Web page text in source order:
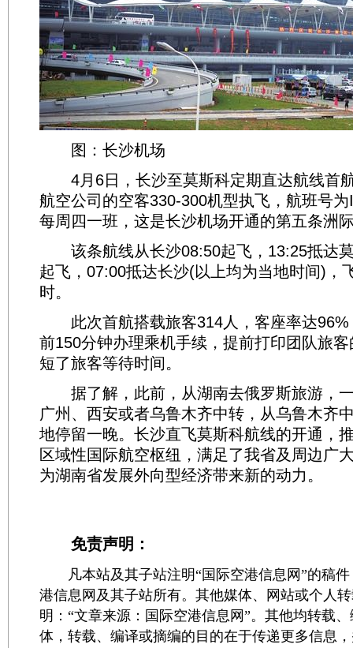
图：长沙机场
4月6日，长沙至莫斯科定期直达航线首
航空公司的空客330-300机型执飞，航班号
每周四一班，这是长沙机场开通的第五条洲
该条航线从长沙08:50起飞，13:25抵达
起飞，07:00抵达长沙(以上均为当地时间)，
时。
此次首航搭载旅客314人，客座率达96%
前150分钟办理乘机手续，提前打印团队旅
短了旅客等待时间。
据了解，此前，从湖南去俄罗斯旅游，
广州、西安或者乌鲁木齐中转，从乌鲁木齐
地停留一晚。长沙直飞莫斯科航线的开通，
区域性国际航空枢纽，满足了我省及周边广
为湖南省发展外向型经济带来新的动力。
免责声明：
凡本站及其子站注明“国际空港信息网”的稿件
港信息网及其子站所有。其他媒体、网站或个人
明：“文章来源：国际空港信息网”。其他均转载
体，转载、编译或摘编的目的在于传递更多信息